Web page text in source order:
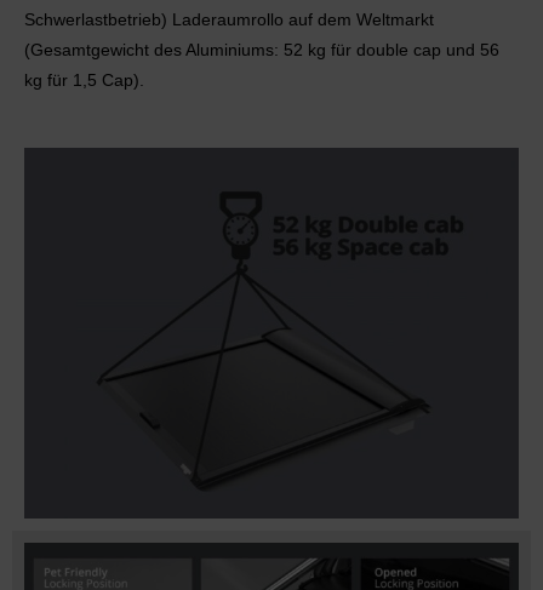
Schwerlastbetrieb) Laderaumrollo auf dem Weltmarkt
(Gesamtgewicht des Aluminiums: 52 kg für double cap und 56
kg für 1,5 Cap).